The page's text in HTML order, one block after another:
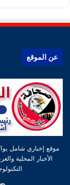
عن الموقع
موقع إخباري شامل
الأخبار المحلية